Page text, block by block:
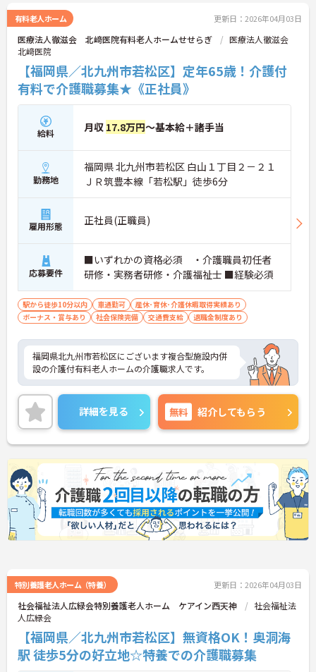
有料老人ホーム 更新日：2026年04月03日
医療法人徹滋会 北﨑医院有料老人ホームせせらぎ
医療法人徹滋会
北﨑医院
【福岡県／北九州市若松区】定年65歳！介護付
有料で介護職募集★《正社員》
給料 月収 17.8万円～基本給＋諸手当
勤務地
福岡県 北九州市若松区 白山１丁目２－２１
ＪＲ筑豊本線「若松駅」徒歩6分
雇用形態 正社員(正職員)
応募要件
■いずれかの資格必須 ・介護職員初任者
研修・実務者研修・介護福祉士 ■経験必須
駅から徒歩10分以内 車通勤可
産休･育休･介護休暇取得実績あり
ボーナス・賞与あり
社会保険完備 交通費支給 退職金制度あり
福岡県北九州市若松区にございます複合型施設内併
設の介護付有料老人ホームの介護職求人です。
詳細を見る 無料 紹介してもらう
特別養護老人ホーム（特養） 更新日：2026年04月03日
社会福祉法人広緑会特別養護老人ホーム ケアイン西天神
社会福祉法
人広緑会
【福岡県／北九州市若松区】無資格OK！奥洞海
駅 徒歩5分の好立地☆特養での介護職募集